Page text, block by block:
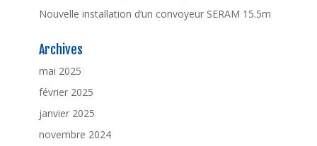
Nouvelle installation d’un convoyeur SERAM 15.5m
Archives
mai 2025
février 2025
janvier 2025
novembre 2024